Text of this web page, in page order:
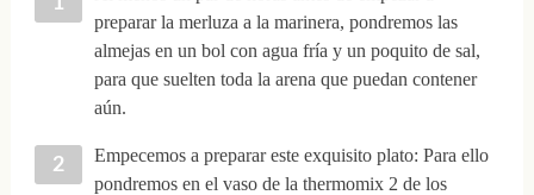
preparar la merluza a la marinera, pondremos las
almejas en un bol con agua fría y un poquito de sal,
para que suelten toda la arena que puedan contener
aún.
Empecemos a preparar este exquisito plato: Para ello
pondremos en el vaso de la thermomix 2 de los